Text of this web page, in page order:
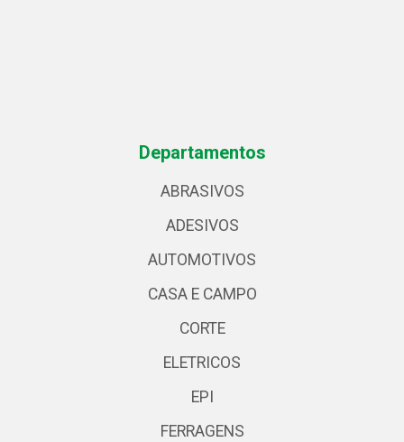
Departamentos
ABRASIVOS
ADESIVOS
AUTOMOTIVOS
CASA E CAMPO
CORTE
ELETRICOS
EPI
FERRAGENS